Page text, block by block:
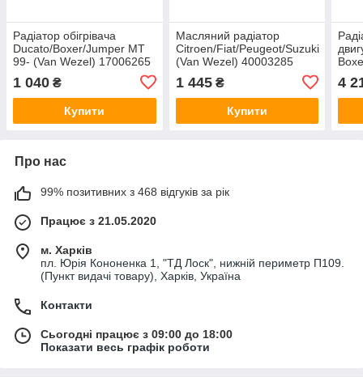
Радіатор обігрівача
Ducato/Boxer/Jumper MT
99- (Van Wezel) 17006265
1 040 ₴
Купити
Масляний радіатор
Citroen/Fiat/Peugeot/Suzuki
(Van Wezel) 40003285
1 445₴
Купити
4
Про нас
99% позитивних з 468 відгуків за рік
Працює з 21.05.2020
м. Харків
пл. Юрія Кононенка 1, "ТД Лоск", нижній периметр П109.
(Пункт видачі товару), Харків, Україна
Контакти
Сьогодні працює з 09:00 до 18:00
Показати весь графік роботи